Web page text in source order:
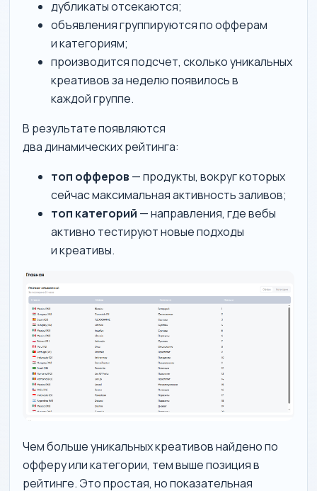
дубликаты отсекаются;
объявления группируются по офферам
и категориям;
производится подсчет, сколько уникальных
креативов за неделю появилось в
каждой группе.
В результате появляются
два динамических рейтинга:
топ офферов — продукты, вокруг которых
сейчас максимальная активность заливов;
топ категорий — направления, где вебы
активно тестируют новые подходы
и креативы.
Чем больше уникальных креативов найдено по
офферу или категории, тем выше позиция в
рейтинге. Это простая, но показательная